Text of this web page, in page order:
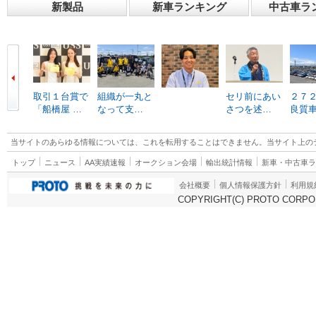
新製品
新車ランキング 中古車ラ
取引１台賞で
「船橋屋 …
組織が一丸と
なって支…
セリ前にあい
さつを述…
２７
良質
当サイトのあらゆる情報については、これを転用することはできません。当サイト上
トップ ニュース AA実績速報 オークション会場 輸出統計情報 新車・中古車
会社概要 個人情報保護方針 利用規
COPYRIGHT(C) PROTO